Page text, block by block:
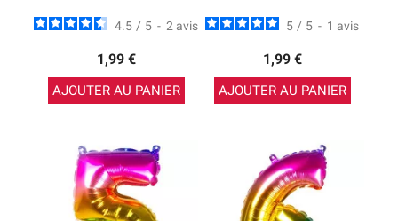
4.5 / 5 - 2 avis
1,99 €
AJOUTER AU PANIER
5 / 5 - 1 avis
1,99 €
AJOUTER AU PANIER